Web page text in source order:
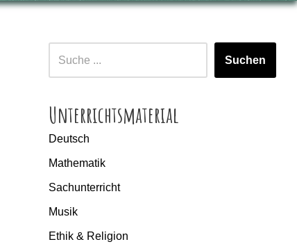
Suchen
Unterrichtsmaterial
Deutsch
Mathematik
Sachunterricht
Musik
Ethik & Religion